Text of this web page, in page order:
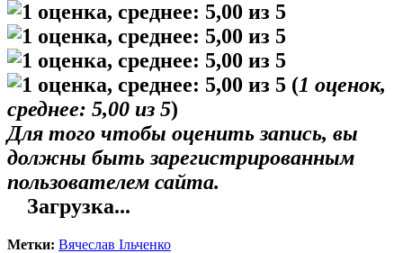
(1 оценок,
среднее: 5,00 из 5)
Для того чтобы оценить запись, вы
должны быть зарегистрированным
пользователем сайта.
Загрузка...
Метки: Вячеслав Ільченко